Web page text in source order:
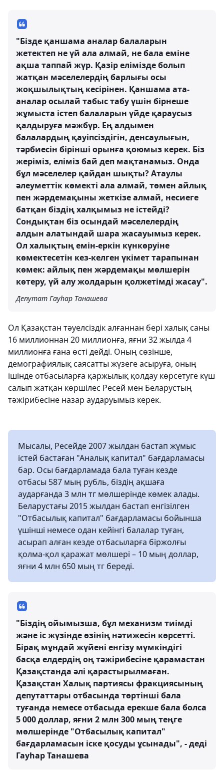
"Бізде қаншама аналар балаларын
жетектеп не үй ала алмай, не бала еміне
ақша таппай жүр. Қазір елімізде болып
жатқан мәселелердің барлығы осы
жоқшылықтың кесірінен. Қаншама ата-
аналар осылай табыс табу үшін бірнеше
жұмыста істеп балаларын үйде қараусыз
қалдыруға мәжбүр. Ең алдымен
балалардың қауіпсіздігін, денсаулығын,
тәрбиесін бірінші орынға қоюмыз керек. Біз
жеріміз, еліміз бай деп мақтанамыз. Онда
бұл мәселелер қайдан шықты? Атаулы
әлеуметтік көмекті ала алмай, төмен айлық
пен жәрдемақыны жеткізе алмай, несиеге
батқан біздің халқымыз не істейді?
Сондықтан біз осындай мәселелердің
алдын алатындай шара жасауымыз керек.
Ол халықтың емін-еркін күнкөруіне
көмектесетін кез-келген үкімет тарапынан
көмек: айлық пен жәрдемақы мөлшерін
көтеру, үй алу жолдарын қолжетімді жасау".
Депутат Гауһар Танашева
Ол Қазақстан тәуелсіздік алғаннан бері халық саны
16 миллионнан 20 миллионға, яғни 32 жылда 4
миллионға ғана өсті дейді. Оның сөзінше,
демографиялық саясатты жүзеге асыруға, оның
ішінде отбасыларға қаржылық қолдау көрсетуге күш
салып жатқан көршілес Ресей мен Беларустың
тәжірибесіне назар аударуымыз керек.
Мысалы, Ресейде 2007 жылдан бастап жұмыс
істей бастаған "Аналық капитал" бағдарламасы
бар. Осы бағдарламада бала туған кезде
отбасы 587 мың рубль, біздің ақшаға
аударғанда 3 млн тг мөлшерінде көмек алады.
Беларустағы 2015 жылдан бастап енгізілген
"Отбасылық капитал" бағдарламасы бойынша
үшінші немесе одан кейінгі балалар туған,
асырап алған кезде отбасыларға біржолғы
қолма-қол қаражат мөлшері – 10 мың доллар,
яғни 4 млн 650 мың тг береді.
"Біздің ойымызша, бұл механизм тиімді
және іс жүзінде өзінің нәтижесін көрсетті.
Бірақ мұндай жүйені енгізу мүмкіндігі
басқа елдердің оң тәжірибесіне қарамастан
Қазақстанда әлі қарастырылмаған.
Қазақстан Халық партиясы фракциясының
депутаттары отбасында төртінші бала
туғанда немесе отбасыда ерекше бала болса
5 000 доллар, яғни 2 млн 300 мың теңге
мөлшерінде "Отбасылық капитал"
бағдарламасын іске қосуды ұсынады", - деді
Гауһар Танашева